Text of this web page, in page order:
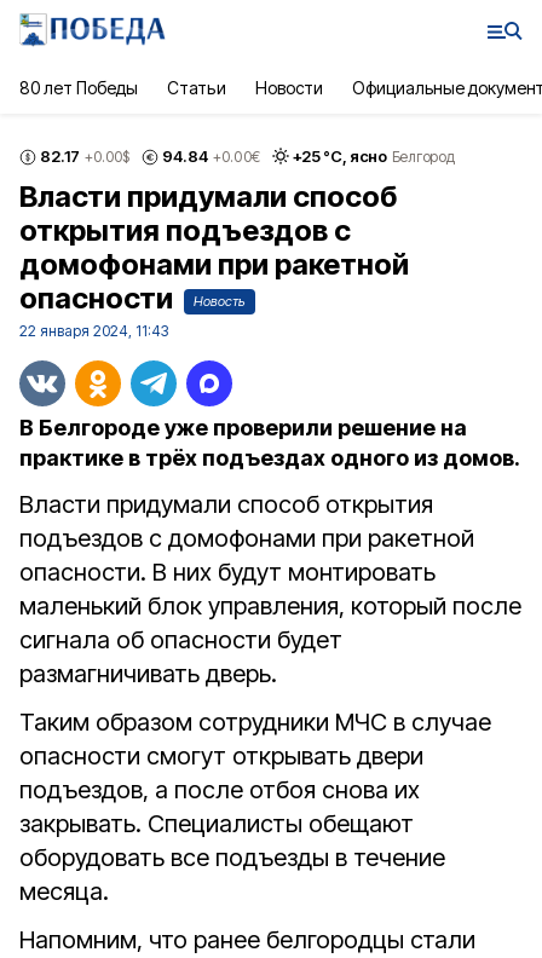
80 лет Победы Статьи Новости Официальные
82.17 +0.00$ 94.84 +0.00€ +25°С, ясно Белгород
Власти придумали способ
открытия подъездов с
домофонами при ракетной
опасности
Новость
22 января 2024, 11:43
В Белгороде уже проверили решение на
практике в трёх подъездах одного из домов.
Власти придумали способ открытия
подъездов с домофонами при ракетной
опасности. В них будут монтировать
маленький блок управления, который после
сигнала об опасности будет
размагничивать дверь.
Таким образом сотрудники МЧС в случае
опасности смогут открывать двери
подъездов, а после отбоя снова их
закрывать. Специалисты обещают
оборудовать все подъезды в течение
месяца.
Напомним, что ранее белгородцы стали